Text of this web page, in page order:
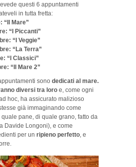
questi 6 appuntamenti
in tutta fretta:
“Il Mare”
“I Piccanti”
“I Veggie”
“La Terra”
“I Classici”
“Il Mare 2”
sono dedicati al mare.
diversi tra loro e, come ogni
hoc, ha assicurato malizioso
già immaginando come
pane, di quale grano, fatto da
Davide Longoni), e come
per un ripieno perfetto , e